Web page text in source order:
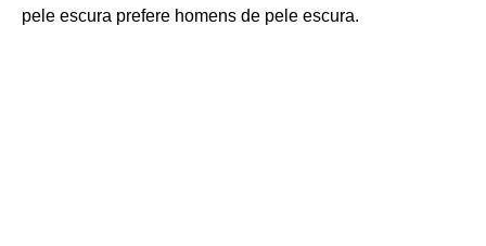
pele escura prefere homens de pele escura.